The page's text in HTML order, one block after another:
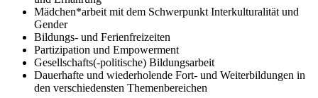
Mädchen*arbeit mit dem Schwerpunkt Interkulturalität und
Gender
Bildungs- und Ferienfreizeiten
Partizipation und Empowerment
Gesellschafts(-politische) Bildungsarbeit
Dauerhafte und wiederholende Fort- und Weiterbildungen in
den verschiedensten Themenbereichen